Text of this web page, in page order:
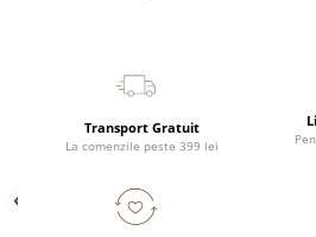
Transport Gratuit
La comenzile peste 399 lei